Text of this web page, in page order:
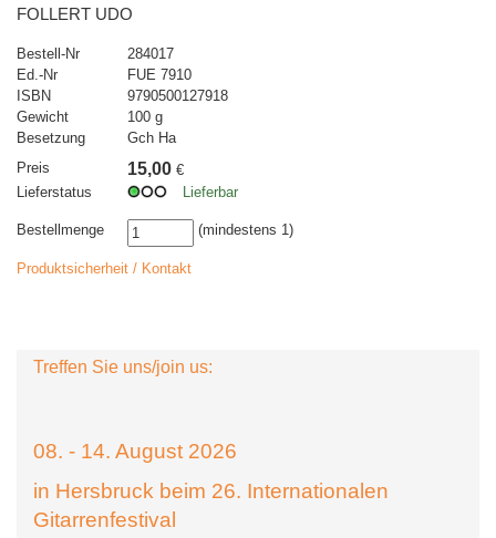
FOLLERT UDO
Bestell-Nr
284017
Ed.-Nr
FUE 7910
ISBN
9790500127918
Gewicht
100 g
Besetzung
Gch Ha
Preis
15,00 €
Lieferstatus
Lieferbar
Bestellmenge (mindestens 1)
Produktsicherheit / Kontakt
Treffen Sie uns/join us:
08. - 14. August 2026
in Hersbruck beim 26. Internationalen
Gitarrenfestival